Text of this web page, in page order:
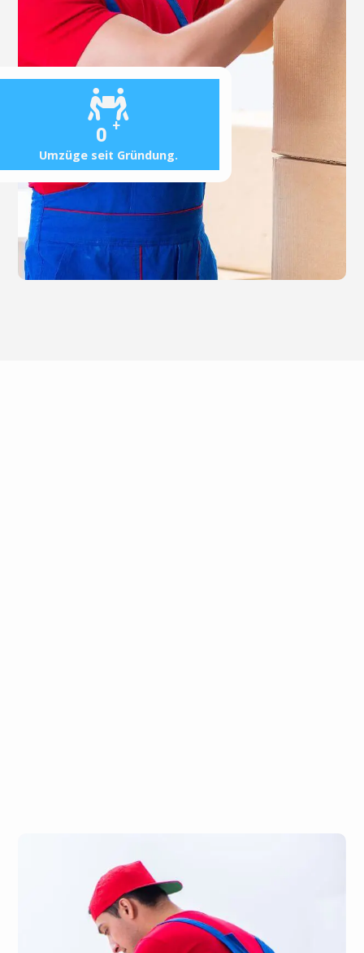
0 +
Umzüge seit Gründung.